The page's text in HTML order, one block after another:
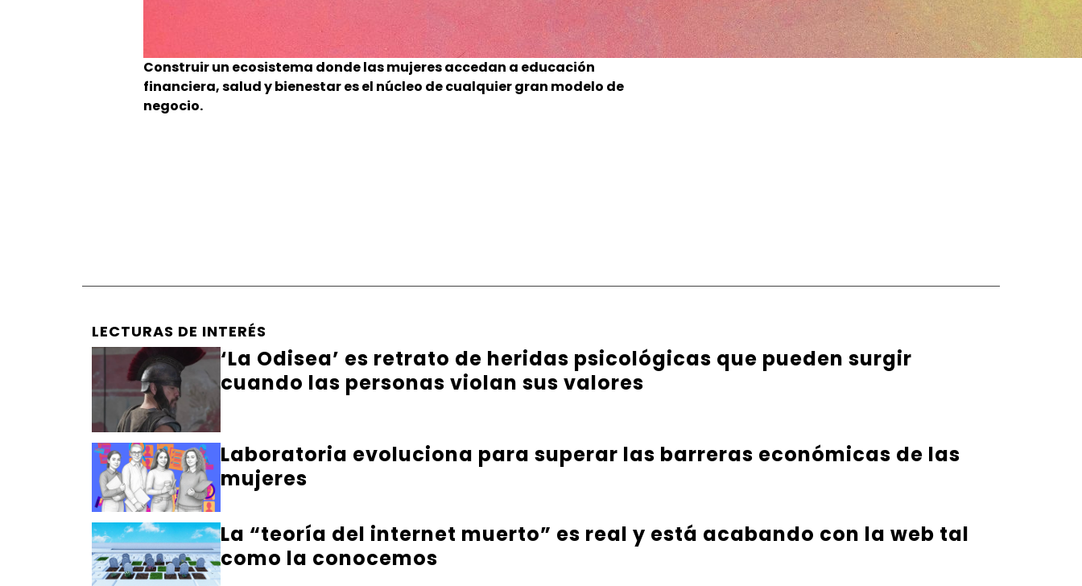
Construir un ecosistema donde las mujeres accedan a educación
financiera, salud y bienestar es el núcleo de cualquier gran modelo de
negocio.
LECTURAS DE INTERÉS
‘La Odisea’ es retrato de heridas psicológicas que pueden surgir
cuando las personas violan sus valores
Laboratoria evoluciona para superar las barreras económicas de las
mujeres
La “teoría del internet muerto” es real y está acabando con la web tal
como la conocemos